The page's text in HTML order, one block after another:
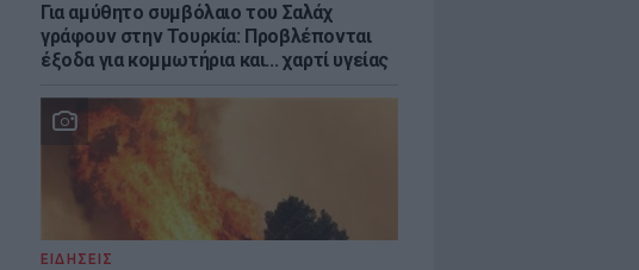
Για αμύθητο συμβόλαιο του Σαλάχ
γράφουν στην Τουρκία: Προβλέπονται
έξοδα για κομμωτήρια και... χαρτί υγείας
ΕΙΔΗΣΕΙΣ